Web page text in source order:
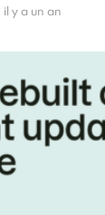
il y a un an